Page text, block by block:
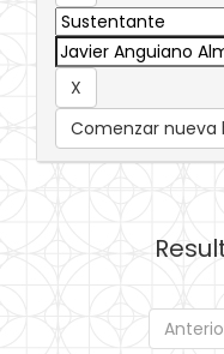
Comenzar nueva